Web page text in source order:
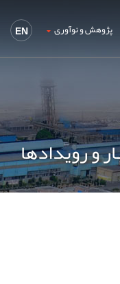
EN پژوهش و نوآوری
و رویدادها